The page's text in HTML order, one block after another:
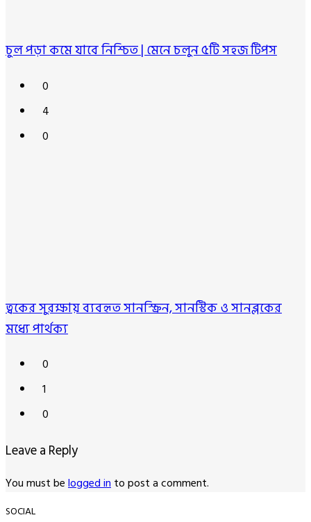
চুল পড়া কমে যাবে নিশ্চিত | মেনে চলুন ৫টি সহজ টিপস
0
4
0
ত্বকের সুরক্ষায় ব্যবহৃত সানস্ক্রিন, সানস্টিক ও সানব্লকের
মধ্যে পার্থক্য
0
1
0
Leave a Reply
You must belogged into post a comment.
SOCIAL